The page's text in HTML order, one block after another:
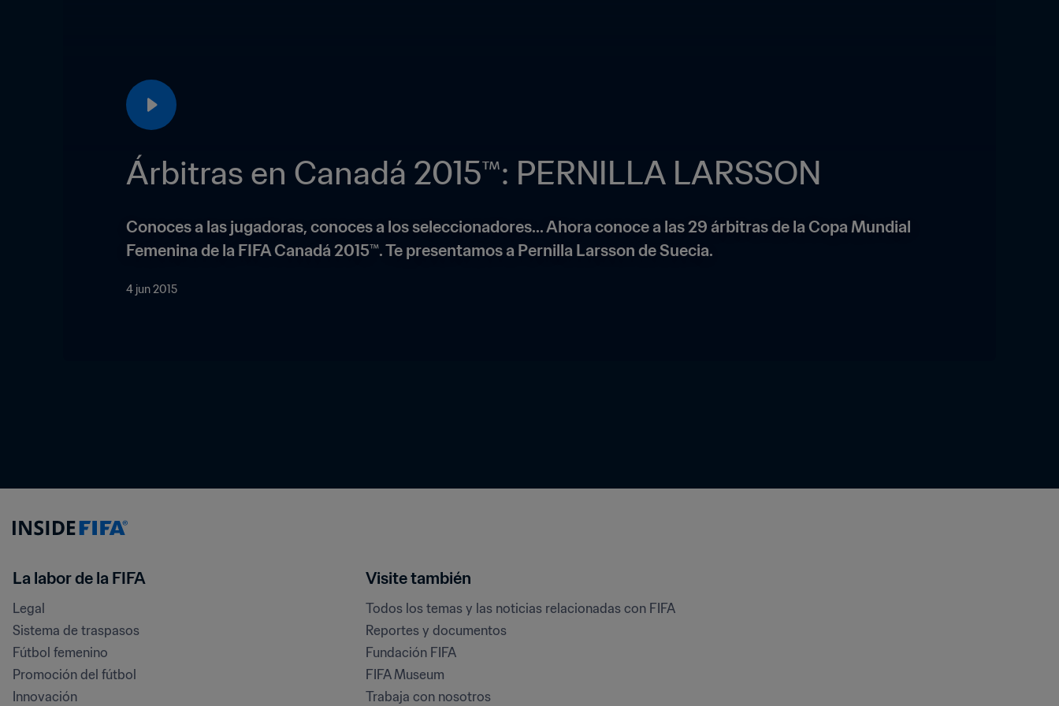
Árbitras en Canadá 2015™: PERNILLA LARSSON
Conoces a las jugadoras, conoces a los seleccionadores... Ahora conoce a las 29 árbitras de la Copa Mundial
Femenina de la FIFA Canadá 2015™. Te presentamos a Pernilla Larsson de Suecia.
4 jun 2015
La labor de la FIFA
Legal
Sistema de traspasos
Fútbol femenino
Promoción del fútbol
Innovación
Visite también
Todos los temas y las noticias relacionadas con FIFA
Reportes y documentos
Fundación FIFA
FIFA Museum
Trabaja con nosotros